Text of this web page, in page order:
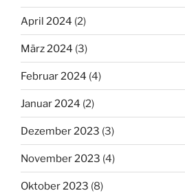
April 2024 (2)
März 2024 (3)
Februar 2024 (4)
Januar 2024 (2)
Dezember 2023 (3)
November 2023 (4)
Oktober 2023 (8)